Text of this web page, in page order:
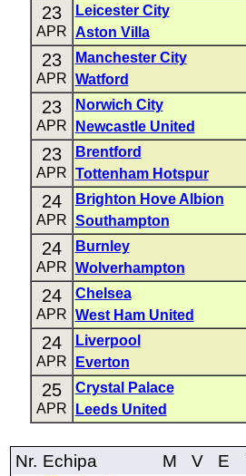
23
APR
Leicester City
Aston Villa
23
APR
Manchester City
Watford
23
APR
Norwich City
Newcastle United
23
APR
Brentford
Tottenham Hotspur
24
APR
Brighton Hove Albion
Southampton
24
APR
Burnley
Wolverhampton
24
APR
Chelsea
West Ham United
24
APR
Liverpool
Everton
25
APR
Crystal Palace
Leeds United
Nr. Echipa M V E